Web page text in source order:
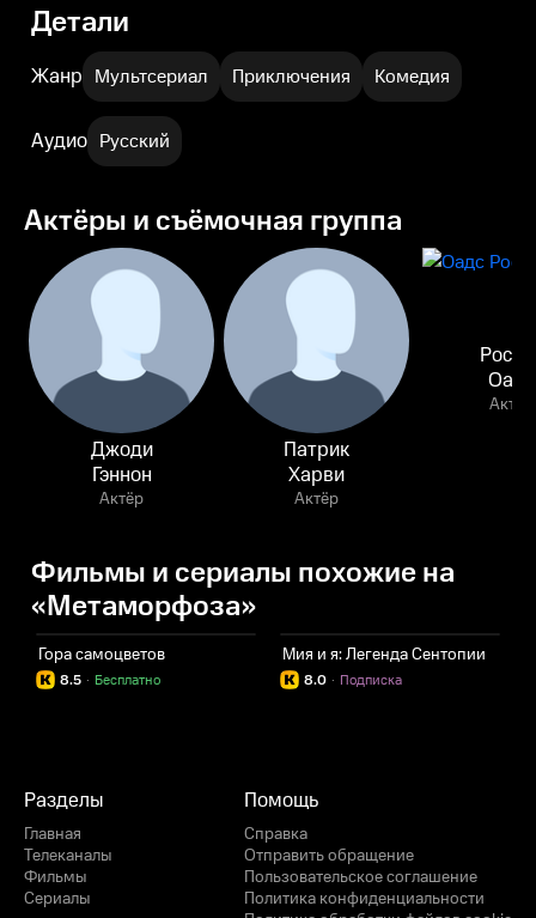
Детали
Жанр Мультсериал Приключения Комедия
Аудио Русский
Актёры и съёмочная группа
Джоди
Гэннон
Актёр
Патрик
Харви
Актёр
Оадс
Актёр
Фильмы и сериалы похожие на
«Метаморфоза»
Гора самоцветов
8.5 Бесплатно
·
Мия и я: Легенда Сентопии
8.0 Подписка
·
Разделы
Главная
Телеканалы
Фильмы
Сериалы
Помощь
Справка
Отправить обращение
Пользовательское соглашение
Политика конфиденциальности